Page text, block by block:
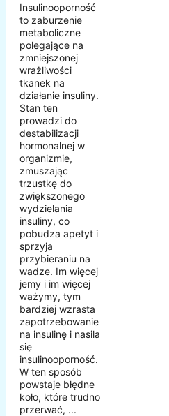
Insulinooporność
to zaburzenie
metaboliczne
polegające na
zmniejszonej
wrażliwości
tkanek na
działanie insuliny.
Stan ten
prowadzi do
destabilizacji
hormonalnej w
organizmie,
zmuszając
trzustkę do
zwiększonego
wydzielania
insuliny, co
pobudza apetyt i
sprzyja
przybieraniu na
wadze. Im więcej
jemy i im więcej
ważymy, tym
bardziej wzrasta
zapotrzebowanie
na insulinę i nasila
się
insulinooporność.
W ten sposób
powstaje błędne
koło, które trudno
przerwać, ...